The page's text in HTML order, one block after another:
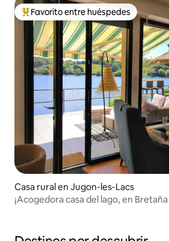
Favorito entre los huéspedes más
Favorito entre huéspedes
Casa rural en Jugon-les-Lacs
¡Acogedora casa del lago, en Bretaña